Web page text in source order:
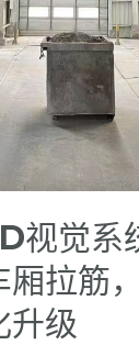
视觉系
厢拉筋
升级